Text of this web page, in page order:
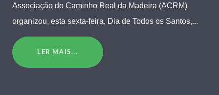
Associação do Caminho Real da Madeira (ACRM)
organizou, esta sexta-feira, Dia de Todos os Santos,...
LER MAIS...